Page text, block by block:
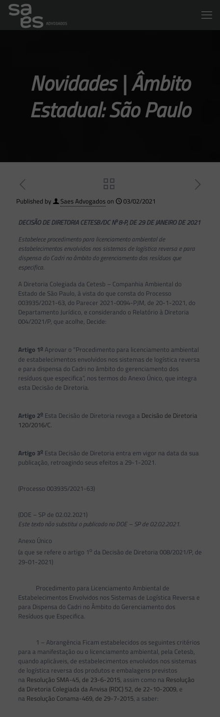
Novidades | Âmbito
Estadual: São Paulo
Published by Saes Advogadoson 03/02/2021
DECISÃO DE DIRETORIA CETESB/DC No8-P, DE 29 DE JANEIRO DE 2021
Estabelece procedimento para licenciamento ambiental de
estabelecimentos envolvidos nos sistemas de logística reversa e para
dispensa do Cadri no âmbito do gerenciamento dos resíduos que
especifica.
A Diretoria Colegiada da Cetesb – Companhia Ambiental do
Estado de São Paulo, à vista do que consta do Processo
003935/2021-63, do Parecer 2021-0094-PJM, de 20-1-2021, do
Departamento Jurídico, e considerando o Relatório à Diretoria
004/2021/P, que acolhe, Decide:
Artigo 1oAprovar o “Procedimento para licenciamento ambiental
de estabelecimentos envolvidos nos sistemas de logística reversa
e para dispensa do Cadri no âmbito do gerenciamento dos
resíduos que especifica”, nos termos do Anexo Único, que integra
esta Decisão de Diretoria.
Artigo 2oEsta Decisão de Diretoria revoga a Decisão de Diretoria
120/2016/C.
Artigo 3oEsta Decisão de Diretoria entra em vigor na data da sua
publicação, retroagindo seus efeitos a 29-1-2021.
(Processo 003935/2021-63)
(DOE – SP de 02.02.2021)
Este texto não substitui o publicado no DOE – SP de 02.02.2021.
Anexo Único
(a que se refere o artigo 1o da Decisão de Diretoria 008/2021/P, de
29-01-2021)
Procedimento para Licenciamento Ambiental de
Estabelecimentos Envolvidos nos Sistemas de Logística Reversa e
para Dispensa do Cadri no Âmbito do Gerenciamento dos
Resíduos que Especifica.
1 – Abrangência Ficam estabelecidos os seguintes critérios
para a manifestação ou o licenciamento ambiental, pela Cetesb,
quando aplicáveis, de estabelecimentos envolvidos nos sistemas
de logística reversa dos produtos e embalagens previstos
na Resolução SMA-45, de 23-6-2015, assim como na Resolução
da Diretoria Colegiada da Anvisa (RDC) 52, de 22-10-2009, e
na Resolução Conama-469, de 29-7-2015, a saber: